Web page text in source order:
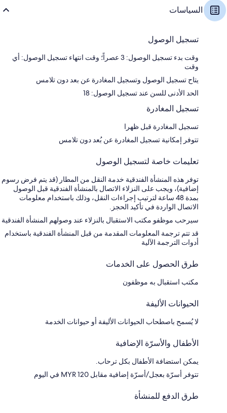
السياسات
تسجيل الوصول
وقت بدء تسجيل الوصول: 3 عصراً؛ وقت انتهاء تسجيل الوصول: أي
وقت
يتاح تسجيل الوصول وتسجيل المغادرة عن بعد دون تلامس
الحد الأدنى للسن عند تسجيل الوصول: 18
تسجيل المغادرة
تسجيل المغادرة قبل ظهرا
تتوفر إمكانية تسجيل المغادرة عن بُعد دون تلامس
تعليمات خاصة لتسجيل الوصول
توفر هذه المنشأة الفندقية خدمة النقل من المطار (قد يتم فرض رسوم
إضافية)، ويجب على النزلاء الاتصال بالمنشأة الفندقية قبل الوصول
بمدة 48 ساعة لترتيب إجراءات النقل، وذلك باستخدام معلومات
الاتصال الواردة في تأكيد الحجز.
سيرحب موظفو مكتب الاستقبال بالنزلاء عند وصولهم المنشأة الفندقية
قد تتم ترجمة المعلومات المقدمة من قبل المنشأة الفندقية باستخدام
أدوات الترجمة الآلية
طرق الحصول على الخدمات
مكتب استقبال به موظفون
الحيوانات الأليفة
لا يُسمح باصطحاب الحيوانات الأليفة أو حيوانات الخدمة
الأطفال والأسرّة الإضافية
يمكن استضافة الأطفال بكل ترحاب.
تتوفر أسرّة بعجل/أسرّة إضافية مقابل MYR 120 في اليوم
طرق الدفع للمنشأة